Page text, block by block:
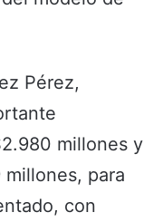
Pérez,
millones y
para
con